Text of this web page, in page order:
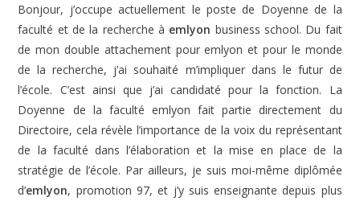
Bonjour, j’occupe actuellement le poste de Doyenne de la
faculté et de la recherche à emlyon business school. Du fait
de mon double attachement pour emlyon et pour le monde
de la recherche, j’ai souhaité m’impliquer dans le futur de
l’école. C’est ainsi que j’ai candidaté pour la fonction. La
Doyenne de la faculté emlyon fait partie directement du
Directoire, cela révèle l’importance de la voix du représentant
de la faculté dans l’élaboration et la mise en place de la
stratégie de l’école. Par ailleurs, je suis moi-même diplômée
d’emlyon, promotion 97, et j’y suis enseignante depuis plus